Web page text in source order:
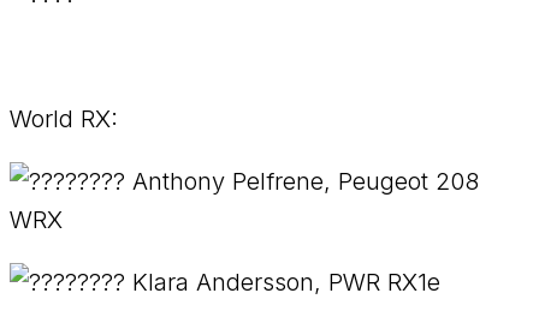
World RX:
Anthony Pelfrene, Peugeot 208
WRX
Klara Andersson, PWR RX1e